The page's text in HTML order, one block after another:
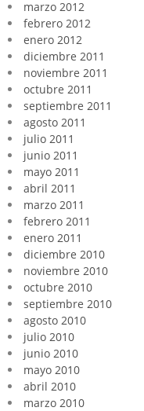
marzo 2012
febrero 2012
enero 2012
diciembre 2011
noviembre 2011
octubre 2011
septiembre 2011
agosto 2011
julio 2011
junio 2011
mayo 2011
abril 2011
marzo 2011
febrero 2011
enero 2011
diciembre 2010
noviembre 2010
octubre 2010
septiembre 2010
agosto 2010
julio 2010
junio 2010
mayo 2010
abril 2010
marzo 2010